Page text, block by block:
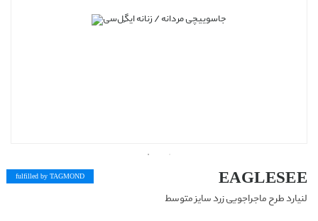
EAGLESEE
لنیارد طرح ماجراجویی زرد سایز متوسط
fulfilled by TAGMOND